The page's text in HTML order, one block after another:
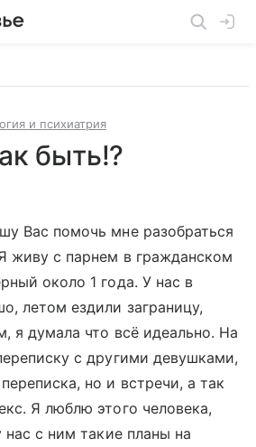
и психиатрия
быть!?
Вас помочь мне разобраться
живу с парнем в гражданском
около 1 года. У нас в
летом ездили заграницу,
я думала что всё идеально. На
с другими девушками,
но и встречи, а так
Я люблю этого человека,
с ним такие планы на